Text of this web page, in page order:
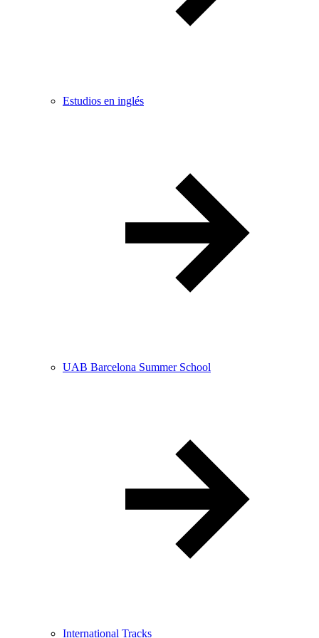
Estudios en inglés
UAB Barcelona Summer School
International Tracks